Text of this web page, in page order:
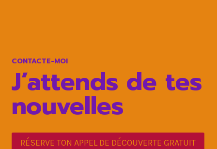
CONTACTE-MOI
J’attends de tes
nouvelles
RÉSERVE TON APPEL DE DÉCOUVERTE GRATUIT